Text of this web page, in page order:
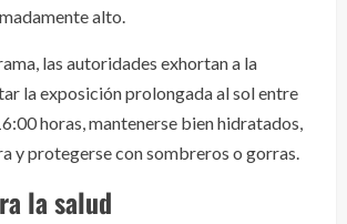
alto.
las autoridades exhortan a la
la exposición prolongada al sol entre
horas, mantenerse bien hidratados,
y protegerse con sombreros o gorras.
la salud